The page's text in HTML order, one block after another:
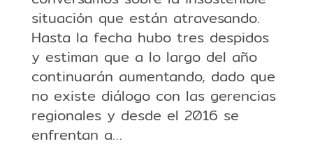
situación que están atravesando.
Hasta la fecha hubo tres despidos
y estiman que a lo largo del año
continuarán aumentando, dado que
no existe diálogo con las gerencias
regionales y desde el 2016 se
enfrentan a…